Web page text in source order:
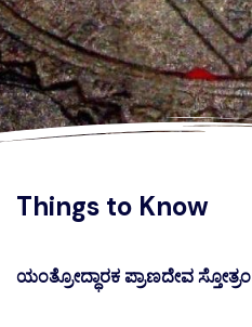
Things to Know
ಯಂತ್ರೋದ್ಧಾರಕ ಪ್ರಾಣದೇವ ಸ್ತೋತ್ರಂ